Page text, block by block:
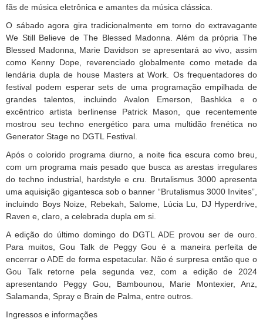
fãs de música eletrônica e amantes da música clássica.
O sábado agora gira tradicionalmente em torno do extravagante
We Still Believe de The Blessed Madonna. Além da própria The
Blessed Madonna, Marie Davidson se apresentará ao vivo, assim
como Kenny Dope, reverenciado globalmente como metade da
lendária dupla de house Masters at Work. Os frequentadores do
festival podem esperar sets de uma programação empilhada de
grandes talentos, incluindo Avalon Emerson, Bashkka e o
excêntrico artista berlinense Patrick Mason, que recentemente
mostrou seu techno energético para uma multidão frenética no
Generator Stage no DGTL Festival.
Após o colorido programa diurno, a noite fica escura como breu,
com um programa mais pesado que busca as arestas irregulares
do techno industrial, hardstyle e cru. Brutalismus 3000 apresenta
uma aquisição gigantesca sob o banner “Brutalismus 3000 Invites”,
incluindo Boys Noize, Rebekah, Salome, Lúcia Lu, DJ Hyperdrive,
Raven e, claro, a celebrada dupla em si.
A edição do último domingo do DGTL ADE provou ser de ouro.
Para muitos, Gou Talk de Peggy Gou é a maneira perfeita de
encerrar o ADE de forma espetacular. Não é surpresa então que o
Gou Talk retorne pela segunda vez, com a edição de 2024
apresentando Peggy Gou, Bambounou, Marie Montexier, Anz,
Salamanda, Spray e Brain de Palma, entre outros.
Ingressos e informações